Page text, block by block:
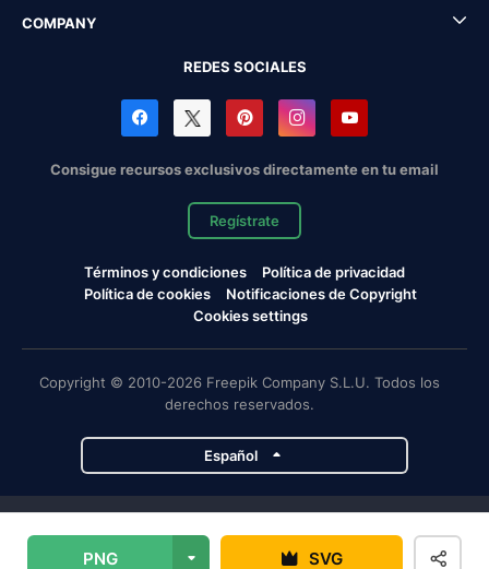
PNG SVG
COMPANY
REDES SOCIALES
Consigue recursos exclusivos directamente en tu email
Regístrate
Términos y condiciones
Política de privacidad
Política de cookies
Notificaciones de Copyright
Cookies settings
Copyright © 2010-2026 Freepik Company S.L.U. Todos los
derechos reservados.
Español